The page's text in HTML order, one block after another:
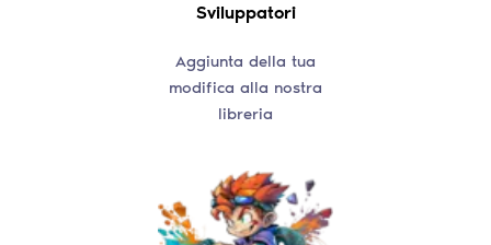
Sviluppatori
Aggiunta della tua
modifica alla nostra
libreria